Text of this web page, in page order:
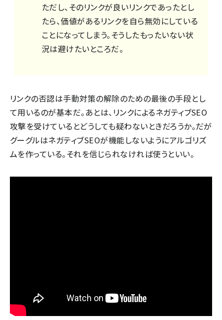
ただし、そのリンクが良いリンクであったとし
たら、価値があるリンクを自ら無効にしている
ことになってしまう。そうしたもったいない状
況は避けたいところだ。
リンクの否認は手動対策の解除のための最後の手段とし
て用いるのが基本だ。あとは、リンクによるネガティブSEO
攻撃を受けているとどうしても疑わないときだろうか。だが
グーグルはネガティブSEOが機能しないようにアルゴリズ
ムを作っている。それを信じられなければ使うといい。